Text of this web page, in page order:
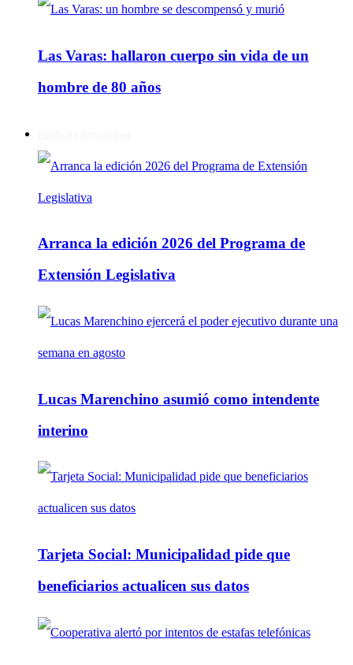
Las Varas: hallaron cuerpo sin vida de un
hombre de 80 años
Arranca la edición 2026 del Programa de
Extensión Legislativa
Lucas Marenchino asumió como intendente
interino
Tarjeta Social: Municipalidad pide que
beneficiarios actualicen sus datos